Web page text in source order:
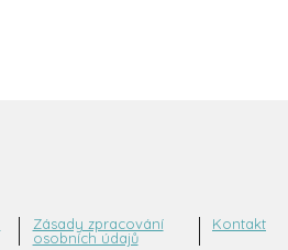
Zásady zpracování
osobních údajů
Kontakt